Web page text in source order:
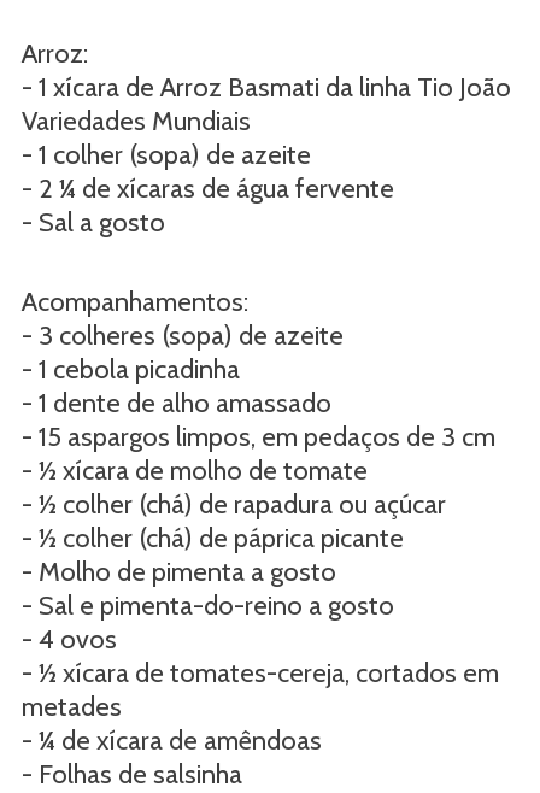
Arroz:
- 1 xícara de Arroz Basmati da linha Tio João
Variedades Mundiais
- 1 colher (sopa) de azeite
- 2 ¼ de xícaras de água fervente
- Sal a gosto
Acompanhamentos:
- 3 colheres (sopa) de azeite
- 1 cebola picadinha
- 1 dente de alho amassado
- 15 aspargos limpos, em pedaços de 3 cm
- ½ xícara de molho de tomate
- ½ colher (chá) de rapadura ou açúcar
- ½ colher (chá) de páprica picante
- Molho de pimenta a gosto
- Sal e pimenta-do-reino a gosto
- 4 ovos
- ½ xícara de tomates-cereja, cortados em
metades
- ¼ de xícara de amêndoas
- Folhas de salsinha